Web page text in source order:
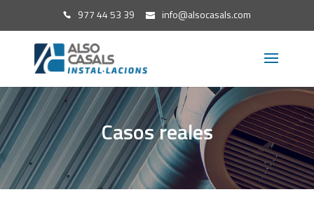
977 44 53 39 info@alsocasals.com
Casos reales